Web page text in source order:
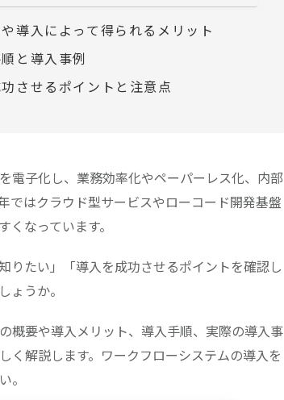
導入によって得られるメリット
と導入事例
させるポイントと注意点
電子化し、業務効率化やペーパーレス化、内部
ではクラウド型サービスやローコード開発基盤
なっています。
りたい」「導入を成功させるポイントを確認し
ょうか。
概要や導入メリット、導入手順、実際の導入事
く解説します。ワークフローシステムの導入を
。